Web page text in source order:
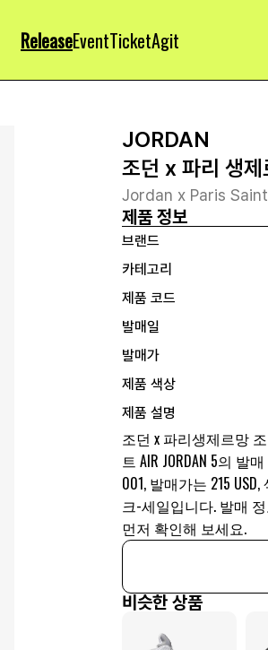
ReleaseEventTicketAgit
JORDAN
조던 x 파리 생
Jordan x Paris
제품 정보
브랜드
카테고리
제품 코드
발매일
발매가
제품 색상
제품 설명
조던 x 파리생제르망
트 AIR JORDAN 5의
001, 발매가는 215
크-세일입니다. 발매
먼저 확인해 보세요.
비슷한 상품